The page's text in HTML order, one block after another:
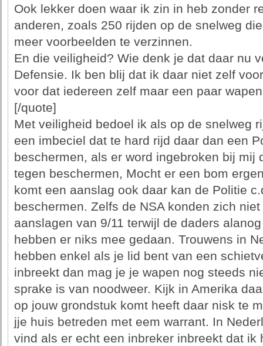
Ook lekker doen waar ik zin in heb zonder
anderen, zoals 250 rijden op de snelweg
meer voorbeelden te verzinnen.
En die veiligheid? Wie denk je dat daar nu
Defensie. Ik ben blij dat ik daar niet zelf
voor dat iedereen zelf maar een paar
[/quote]
Met veiligheid bedoel ik als op de snelweg
een imbeciel dat te hard rijd daar dan een
beschermen, als er word ingebroken bij mij
tegen beschermen, Mocht er een bom
komt een aanslag ook daar kan de Politie
beschermen. Zelfs de NSA konden zich
aanslagen van 9/11 terwijl de daders
hebben er niks mee gedaan. Trouwens in
hebben enkel als je lid bent van een
inbreekt dan mag je je wapen nog steeds
sprake is van noodweer. Kijk in Amerika
op jouw grondstuk komt heeft daar nisk te
jje huis betreden met eem warrant. In
vind als er echt een inbreker inbreekt dat ik